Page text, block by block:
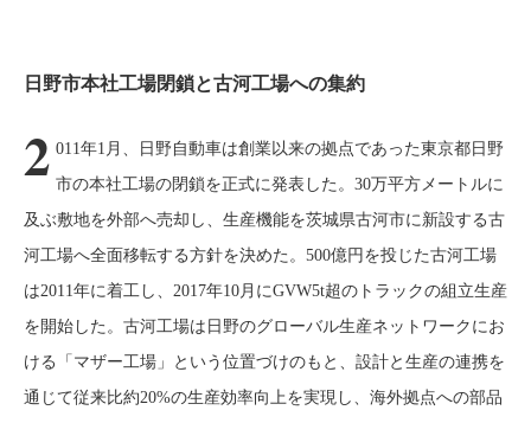
日野市本社工場閉鎖と古河工場への集約
2 011年1月、日野自動車は創業以来の拠点であった東京都日野
市の本社工場の閉鎖を正式に発表した。30万平方メートルに
及ぶ敷地を外部へ売却し、生産機能を茨城県古河市に新設する古
河工場へ全面移転する方針を決めた。500億円を投じた古河工場
は2011年に着工し、2017年10月にGVW5t超のトラックの組立生産
を開始した。古河工場は日野のグローバル生産ネットワークにお
ける「マザー工場」という位置づけのもと、設計と生産の連携を
通じて従来比約20%の生産効率向上を実現し、海外拠点への部品